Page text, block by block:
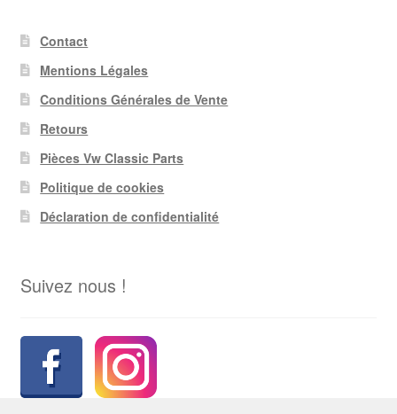
Contact
Mentions Légales
Conditions Générales de Vente
Retours
Pièces Vw Classic Parts
Politique de cookies
Déclaration de confidentialité
Suivez nous !